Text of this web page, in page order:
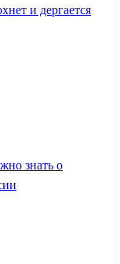
и дергается
знать о